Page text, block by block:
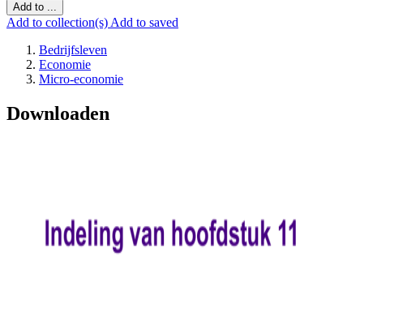
Add to ...
Add to collection(s) Add to saved
Bedrijfsleven
Economie
Micro-economie
Downloaden